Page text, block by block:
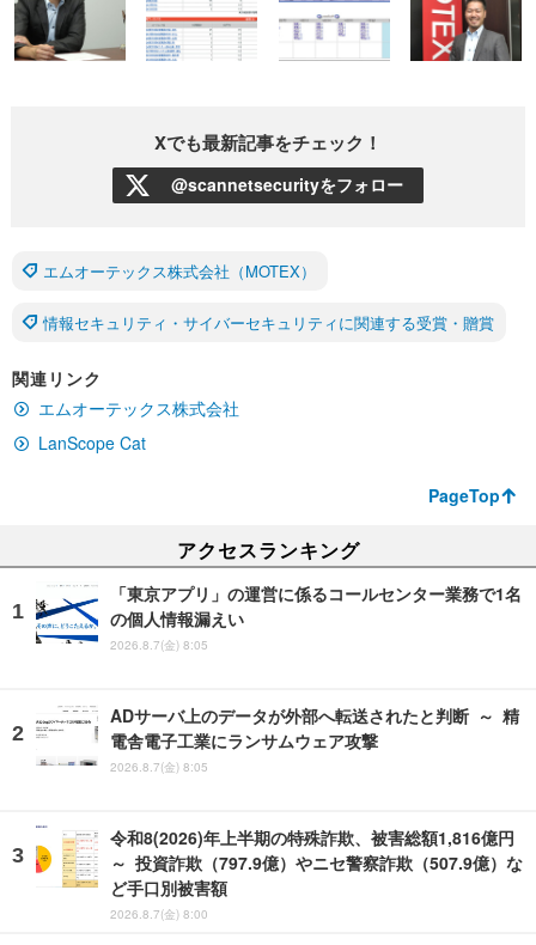
Xでも最新記事をチェック！
@scannetsecurityをフォロー
エムオーテックス株式会社（MOTEX）
情報セキュリティ・サイバーセキュリティに関連する受賞・贈賞
関連リンク
エムオーテックス株式会社
LanScope Cat
PageTop
アクセスランキング
「東京アプリ」の運営に係るコールセンター業務で1名
の個人情報漏えい
2026.8.7(金) 8:05
ADサーバ上のデータが外部へ転送されたと判断 ～ 精
電舎電子工業にランサムウェア攻撃
2026.8.7(金) 8:05
令和8(2026)年上半期の特殊詐欺、被害総額1,816億円
～ 投資詐欺（797.9億）やニセ警察詐欺（507.9億）な
ど手口別被害額
2026.8.7(金) 8:00